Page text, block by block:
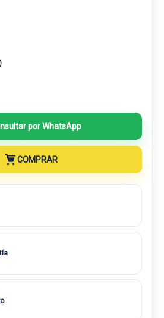
por WhatsApp
COMPRAR